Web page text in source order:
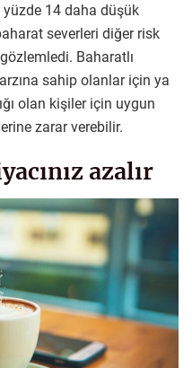
yüzde 14 daha düşük
severleri diğer risk
Baharatlı
sahip olanlar için ya
olan kişiler için uygun
zarar verebilir.
azalır